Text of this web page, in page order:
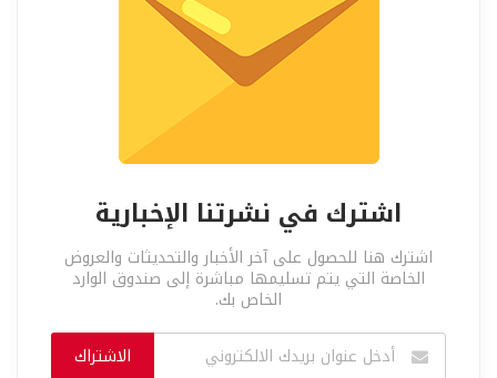
اشترك في نشرتنا الإخبارية
اشترك هنا للحصول على آخر الأخبار والتحديثات والعروض
الخاصة التي يتم تسليمها مباشرة إلى صندوق الوارد
الخاص بك.
الاشتراك